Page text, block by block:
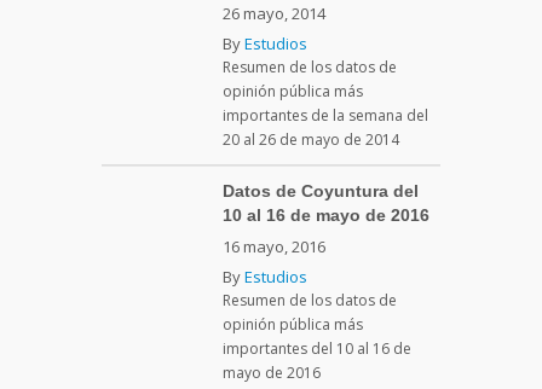
26 mayo, 2014
ByEstudios
Resumen de los datos de
opinión pública más
importantes de la semana del
20 al 26 de mayo de 2014
Datos de Coyuntura del
10 al 16 de mayo de 2016
16 mayo, 2016
ByEstudios
Resumen de los datos de
opinión pública más
importantes del 10 al 16 de
mayo de 2016